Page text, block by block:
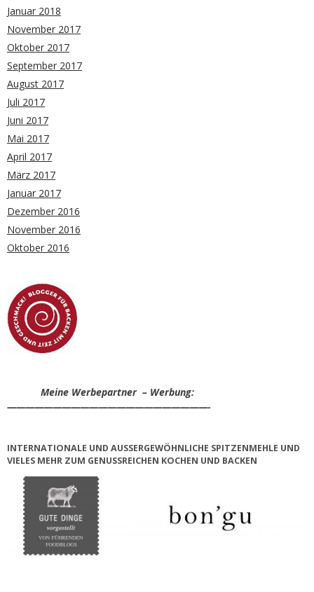
Januar 2018
November 2017
Oktober 2017
September 2017
August 2017
Juli 2017
Juni 2017
Mai 2017
April 2017
März 2017
Januar 2017
Dezember 2016
November 2016
Oktober 2016
Meine Werbepartner – Werbung:
——————————————————————-
INTERNATIONALE UND AUSSERGEWÖHNLICHE SPITZENMEHLE UND V
IELES MEHR ZUM GENUSSREICHEN KOCHEN UND BACKEN